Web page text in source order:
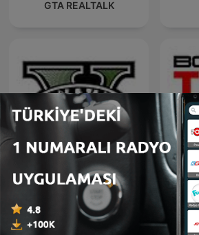
GTA REALTALK
TheLampOfDoom GTA V
Podcasts!